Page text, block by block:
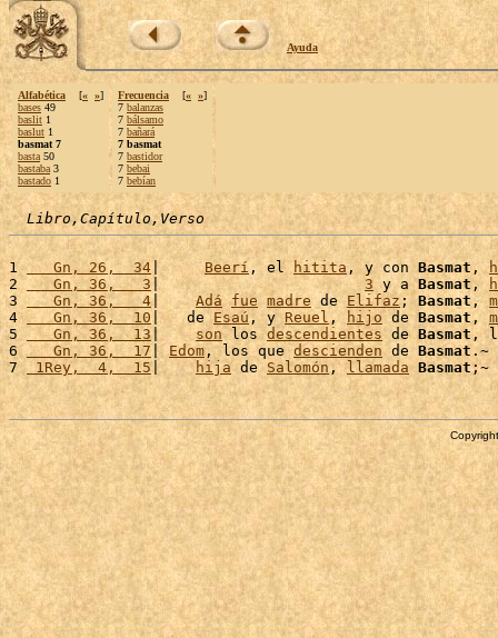
Ayuda
Alfabética [« »]
bases 49
baslit 1
baslut 1
basmat 7
basta 50
bastaba 3
bastado 1
Frecuencia [« »]
7 balanzas
7 bálsamo
7 bañará
7 basmat
7 bastidor
7 bebai
7 bebían
Libro,Capítulo,Verso
1
   Gn, 26,  34
| Beerí , el hitita , y con Basmat ,
2
   Gn, 36,   3
| 3 y a Basmat ,
3
   Gn, 36,   4
| Adá fue madre de Elifaz ; Basmat ,
4
   Gn, 36,  10
|   de Esaú, y Reuel , hijo de Basmat,
5
   Gn, 36,  13
| son los descendientes de Basmat ,
6
   Gn, 36,  17
| Edom , los que descienden de Basmat .~
7
1Rey,  4,  15| hija de Salomón, llamada Basmat